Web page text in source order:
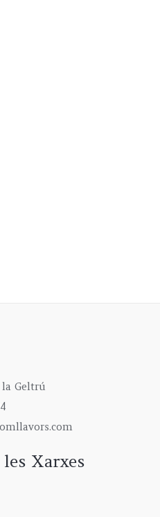
Geltrú
les Xarxes